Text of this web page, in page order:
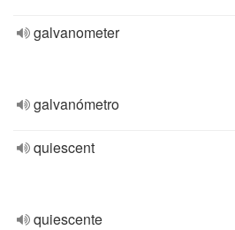
galvanometer
galvanómetro
quiescent
quiescente